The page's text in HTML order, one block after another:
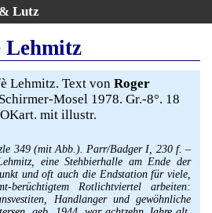
Lutz
Lehmitz
Lehmitz. Text von Roger
Mosel 1978. Gr.-8°. 18
mit illustr.
349 (mit Abb.). Parr/Badger I, 230 f. –
eine Stehbierhalle am Ende der
und oft auch die Endstation für viele,
berüchtigtem Rotlichtviertel arbeiten:
Handlanger und gewöhnliche